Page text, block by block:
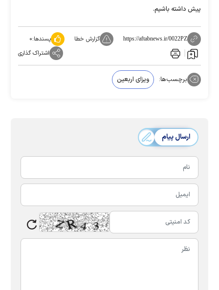
پیش داشته باشیم.
https://aftabnews.ir/0022PZ گزارش خطا پسندها:۰
اشتراک گذاری
برچسب‌ها: ویزای اربعین
ارسال پیام